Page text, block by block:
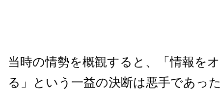
当時の情勢を概観すると、「情報を
る」という一益の決断は悪手であっ